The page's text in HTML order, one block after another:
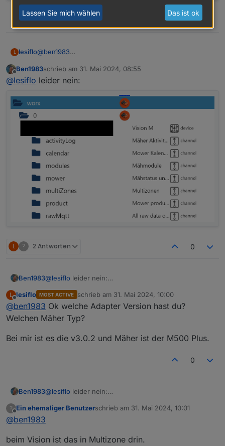
0
L lesiflo@ben1983
Offline
Ben1983schrieb am 31. Mai 2024, 08:55
zuletzt editiert von
@lesiflo leider nein:
L ? 2 Antworten 0
Ben1983@lesiflo leider nein:
L
Offline
lesiflo MOST ACTIVE schrieb am 31. Mai 2024, 10:00
zuletzt editiert von
@ben1983 Ok welche Adapter Version hast du?
Welchen Mäher Typ?
Bei mir ist es die v3.0.2 und Mäher ist der M500 Plus.
0
Ben1983@lesiflo leider nein:
?
Offline
Ein ehemaliger Benutzerschrieb am 31. Mai 2024, 10:01
zuletzt editiert von
@ben1983
beim Vision ist das in Multizone drin.
Lassen Sie mich wählen Das ist ok